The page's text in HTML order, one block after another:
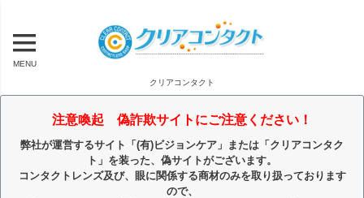
MENU
クリアコンタクト
注意喚起 偽詐欺サイトにご注意ください！
弊社が運営するサイト「(有)ビジョンケア」または「クリアコンタク
ト」を装った、偽サイトがございます。
コンタクトレンズ及び、眼に関係する商材のみを取り扱っております
ので、